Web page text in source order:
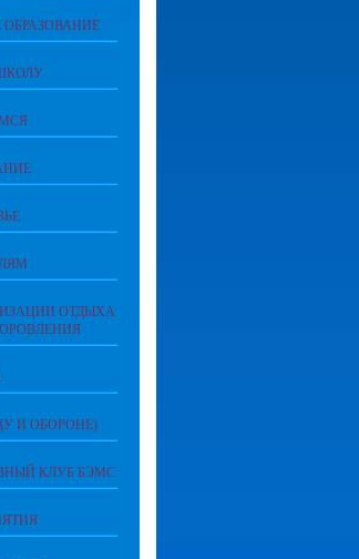
ОТДЫХА
И ОБОРОНЕ)
КЛУБ БЭМС